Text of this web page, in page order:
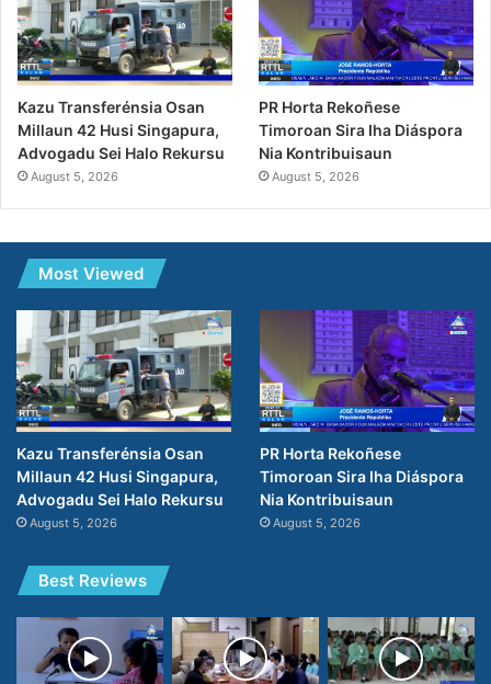
Kazu Transferénsia Osan
Millaun 42 Husi Singapura,
Advogadu Sei Halo Rekursu
August 5, 2026
PR Horta Rekoñese
Timoroan Sira Iha Diáspora
Nia Kontribuisaun
August 5, 2026
Most Viewed
Kazu Transferénsia Osan
Millaun 42 Husi Singapura,
Advogadu Sei Halo Rekursu
August 5, 2026
PR Horta Rekoñese
Timoroan Sira Iha Diáspora
Nia Kontribuisaun
August 5, 2026
Best Reviews